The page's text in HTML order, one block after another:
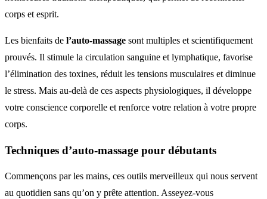
corps et esprit.
Les bienfaits de l’auto-massage sont multiples et scientifiquement
prouvés. Il stimule la circulation sanguine et lymphatique, favorise
l’élimination des toxines, réduit les tensions musculaires et diminue
le stress. Mais au-delà de ces aspects physiologiques, il développe
votre conscience corporelle et renforce votre relation à votre propre
corps.
Techniques d’auto-massage pour débutants
Commençons par les mains, ces outils merveilleux qui nous servent
au quotidien sans qu’on y prête attention. Asseyez-vous